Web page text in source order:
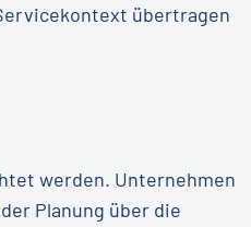
übertragen
werden. Unternehmen
Planung über die